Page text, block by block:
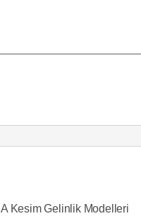
A Kesim Gelinlik Modelleri